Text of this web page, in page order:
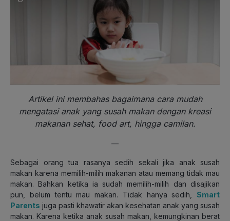
Artikel ini membahas bagaimana cara mudah
mengatasi anak yang susah makan dengan kreasi
makanan sehat, food art, hingga camilan.
—
Sebagai orang tua rasanya sedih sekali jika anak susah
makan karena memilih-milih makanan atau memang tidak mau
makan. Bahkan ketika ia sudah memilih-milih dan disajikan
pun, belum tentu mau makan. Tidak hanya sedih, Smart
Parents juga pasti khawatir akan kesehatan anak yang susah
makan. Karena ketika anak susah makan, kemungkinan berat